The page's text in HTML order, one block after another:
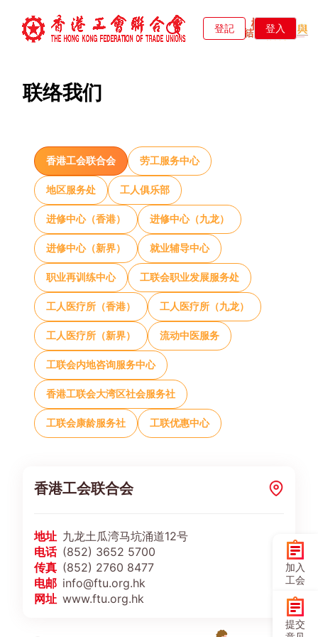
登記 登入
联络我们
香港工会联合会 劳工服务中心
地区服务处 工人俱乐部
进修中心（香港） 进修中心（九龙）
进修中心（新界） 就业辅导中心
职业再训练中心 工联会职业发展服务处
工人医疗所（香港） 工人医疗所（九龙）
工人医疗所（新界） 流动中医服务
工联会内地咨询服务中心
香港工联会大湾区社会服务社
工联会康龄服务社 工联优惠中心
香港工会联合会
地址 九龙土瓜湾马坑涌道12号
电话 (852) 3652 5700
传真 (852) 2760 8477
电邮 info@ftu.org.hk
网址 www.ftu.org.hk
加入
工会
提交